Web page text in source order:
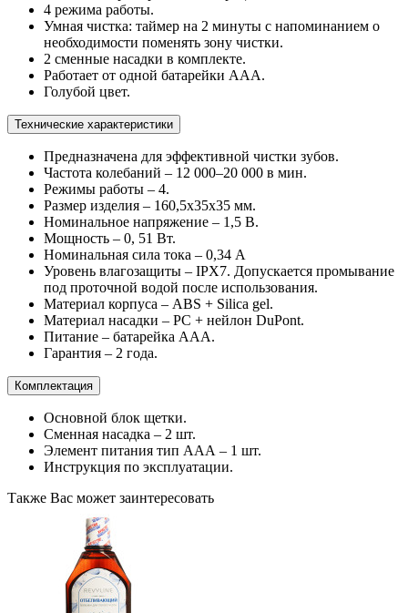
4 режима работы.
Умная чистка: таймер на 2 минуты с напоминанием о
необходимости поменять зону чистки.
2 сменные насадки в комплекте.
Работает от одной батарейки ААА.
Голубой цвет.
Технические характеристики
Предназначена для эффективной чистки зубов.
Частота колебаний – 12 000–20 000 в мин.
Режимы работы – 4.
Размер изделия – 160,5х35х35 мм.
Номинальное напряжение – 1,5 В.
Мощность – 0, 51 Вт.
Номинальная сила тока – 0,34 А
Уровень влагозащиты – IPX7. Допускается промывание
под проточной водой после использования.
Материал корпуса – ABS + Silica gel.
Материал насадки – PC + нейлон DuРont.
Питание – батарейка ААА.
Гарантия – 2 года.
Комплектация
Основной блок щетки.
Сменная насадка – 2 шт.
Элемент питания тип ААА – 1 шт.
Инструкция по эксплуатации.
Также Вас может заинтересовать